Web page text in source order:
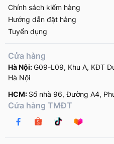
Cửa hàng
Hà Nội:G09-L09, Khu A, KĐT
Hà Nội
HCM: Số nhà 96, Đường A4,
Cửa hàng TMĐT
Chính sách kiểm hàng
Hướng dẫn đặt hàng
Tuyển dụng